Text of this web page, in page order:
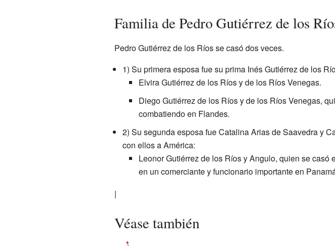
Familia de Pedro Gutiérrez de los
Pedro Gutiérrez de los Ríos se casó dos veces.
1) Su primera esposa fue su prima Inés Gutiérrez de los
Elvira Gutiérrez de los Ríos y de los Ríos Venegas.
Diego Gutiérrez de los Ríos y de los Ríos Venegas,
combatiendo en Flandes.
2) Su segunda esposa fue Catalina Arias de Saavedra y
con ellos a América:
Leonor Gutiérrez de los Ríos y Angulo, quien se
en un comerciante y funcionario importante en
|
Véase también